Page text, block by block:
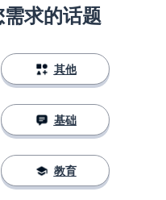
求的话题
其他
基础
教育